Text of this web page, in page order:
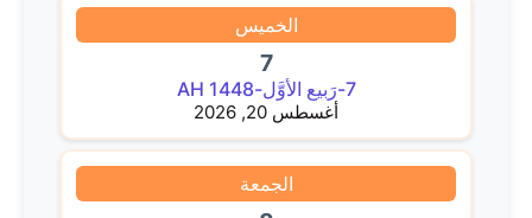
الخميس
7
7-رَبيع الأوَّل-1448 AH
أغسطس 20, 2026
الجمعة